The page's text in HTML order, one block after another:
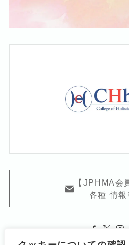
【JPHMA会
各種 情報